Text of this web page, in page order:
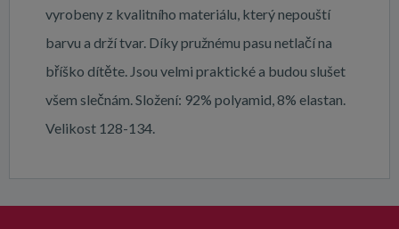
vyrobeny z kvalitního materiálu, který nepouští
barvu a drží tvar. Díky pružnému pasu netlačí na
bříško dítěte. Jsou velmi praktické a budou slušet
všem slečnám. Složení: 92% polyamid, 8% elastan.
Velikost 128-134.